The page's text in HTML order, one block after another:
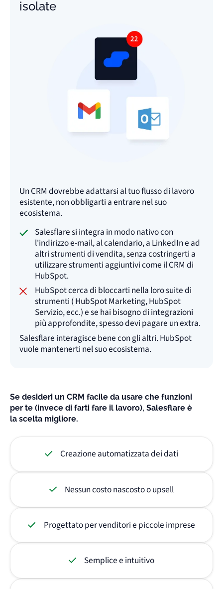
isolate
Un CRM dovrebbe adattarsi al tuo flusso di lavoro
esistente, non obbligarti a entrare nel suo
ecosistema.
Salesflare si integra in modo nativo con
l'indirizzo e-mail, al calendario, a LinkedIn e ad
altri strumenti di vendita, senza costringerti a
utilizzare strumenti aggiuntivi come il CRM di
HubSpot.
HubSpot cerca di bloccarti nella loro suite di
strumenti ( HubSpot Marketing, HubSpot
Servizio, ecc.) e se hai bisogno di integrazioni
più approfondite, spesso devi pagare un extra.
Salesflare interagisce bene con gli altri. HubSpot
vuole mantenerti nel suo ecosistema.
Se desideri un CRM facile da usare che funzioni
per te (invece di farti fare il lavoro), Salesflare è
la scelta migliore.
Creazione automatizzata dei dati
Nessun costo nascosto o upsell
Progettato per venditori e piccole imprese
Semplice e intuitivo